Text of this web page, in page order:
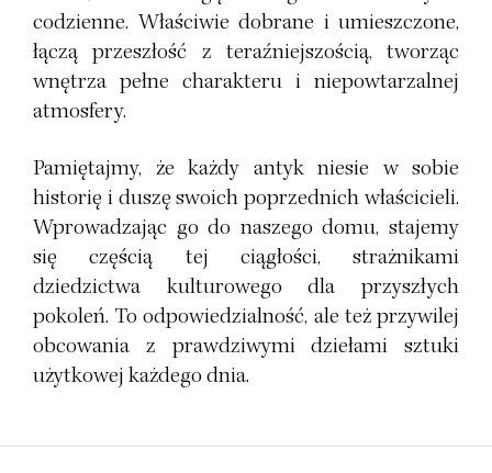
codzienne. Właściwie dobrane i umieszczone,
łączą przeszłość z teraźniejszością, tworząc
wnętrza pełne charakteru i niepowtarzalnej
atmosfery.
Pamiętajmy, że każdy antyk niesie w sobie
historię i duszę swoich poprzednich właścicieli.
Wprowadzając go do naszego domu, stajemy
się częścią tej ciągłości, strażnikami
dziedzictwa kulturowego dla przyszłych
pokoleń. To odpowiedzialność, ale też przywilej
obcowania z prawdziwymi dziełami sztuki
użytkowej każdego dnia.